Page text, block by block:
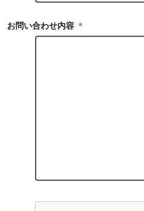
お問い合わせ内容 ＊